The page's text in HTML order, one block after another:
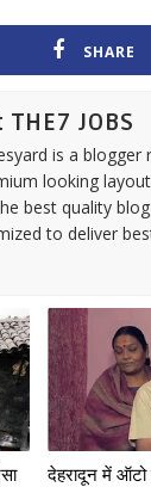
SHARE
JOBS
is a
looking
best quality
to deliver
देहरादून में